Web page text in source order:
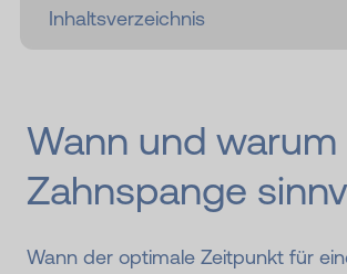
Wann und warum
Zahnspange
Wann der optimale Zeitpunkt für